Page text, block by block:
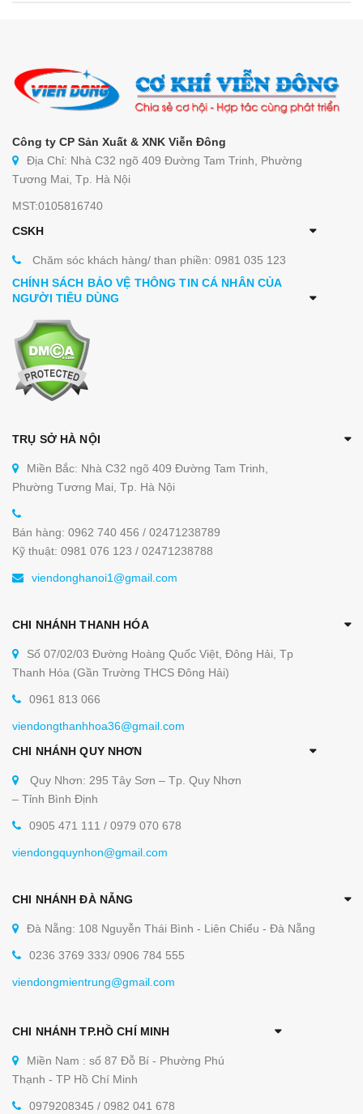
Công ty CP Sản Xuất & XNK Viễn Đông
Địa Chỉ: Nhà C32 ngõ 409 Đường Tam Trinh, Phường
Tương Mai, Tp. Hà Nội
MST:0105816740
CSKH
Chăm sóc khách hàng/ than phiền: 0981 035 123
CHÍNH SÁCH BẢO VỆ THÔNG TIN CÁ NHÂN CỦA
NGƯỜI TIÊU DÙNG
TRỤ SỞ HÀ NỘI
Miền Bắc: Nhà C32 ngõ 409 Đường Tam Trinh,
Phường Tương Mai, Tp. Hà Nội
Bán hàng: 0962 740 456 / 02471238789
Kỹ thuật: 0981 076 123 / 02471238788
viendonghanoi1@gmail.com
CHI NHÁNH THANH HÓA
Số 07/02/03 Đường Hoàng Quốc Việt, Đông Hải, Tp
Thanh Hóa (Gần Trường THCS Đông Hải)
0961 813 066
viendongthanhhoa36@gmail.com
CHI NHÁNH QUY NHƠN
Quy Nhơn: 295 Tây Sơn – Tp. Quy Nhơn
– Tỉnh Bình Định
0905 471 111 / 0979 070 678
viendongquynhon@gmail.com
CHI NHÁNH ĐÀ NẴNG
Đà Nẵng: 108 Nguyễn Thái Bình - Liên Chiểu - Đà Nẵng
0236 3769 333/ 0906 784 555
viendongmientrung@gmail.com
CHI NHÁNH TP.HỒ CHÍ MINH
Miền Nam : số 87 Đỗ Bí - Phường Phú
Thạnh - TP Hồ Chí Minh
0979208345 / 0982 041 678